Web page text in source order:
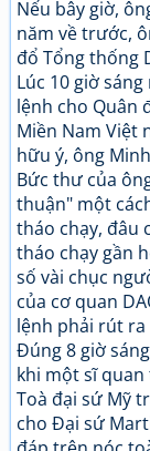
Nếu bây giờ,
năm về trước,
đổ Tổng thống
Lúc 10 giờ
lệnh cho Quân
Miền Nam Việt
hữu ý, ông
Bức thư của
thuận" một
tháo chạy, đâu
tháo chạy gần
số vài chục
của cơ quan
lệnh phải rút ra
Đúng 8 giờ
khi một sĩ
Toà đại sứ Mỹ
cho Đại sứ